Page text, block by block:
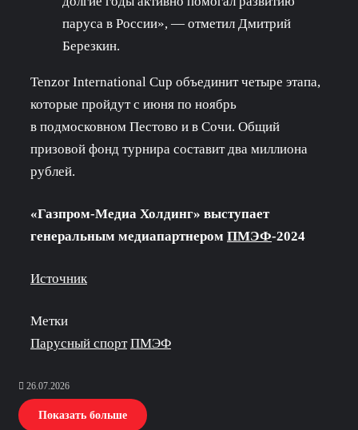
паруса в России», — отметил Дмитрий
Березкин.
Tenzor International Cup объединит четыре этапа,
которые пройдут с июня по ноябрь
в подмосковном Пестово и в Сочи. Общий
призовой фонд турнира составит два миллиона
рублей.
«Газпром-Медиа Холдинг» выступает
генеральным медиапартнером ПМЭФ-2024
Источник
Метки
Парусный спорт ПМЭФ
26.07.2026
Показать больше